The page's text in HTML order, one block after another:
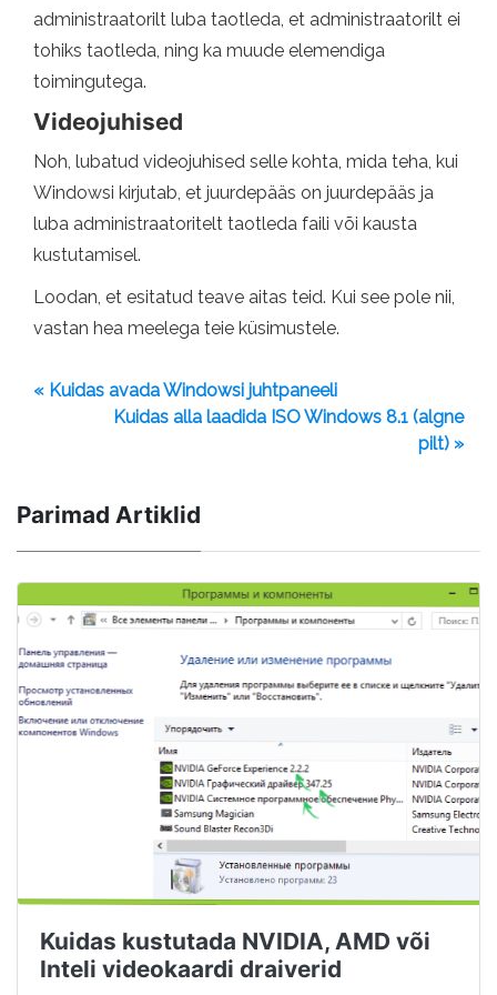
administraatorilt luba taotleda, et administraatorilt ei
tohiks taotleda, ning ka muude elemendiga
toimingutega.
Videojuhised
Noh, lubatud videojuhised selle kohta, mida teha, kui
Windowsi kirjutab, et juurdepääs on juurdepääs ja
luba administraatoritelt taotleda faili või kausta
kustutamisel.
Loodan, et esitatud teave aitas teid. Kui see pole nii,
vastan hea meelega teie küsimustele.
« Kuidas avada Windowsi juhtpaneeli
Kuidas alla laadida ISO Windows 8.1 (algne
pilt) »
Parimad Artiklid
Kuidas kustutada NVIDIA, AMD või
Inteli videokaardi draiverid